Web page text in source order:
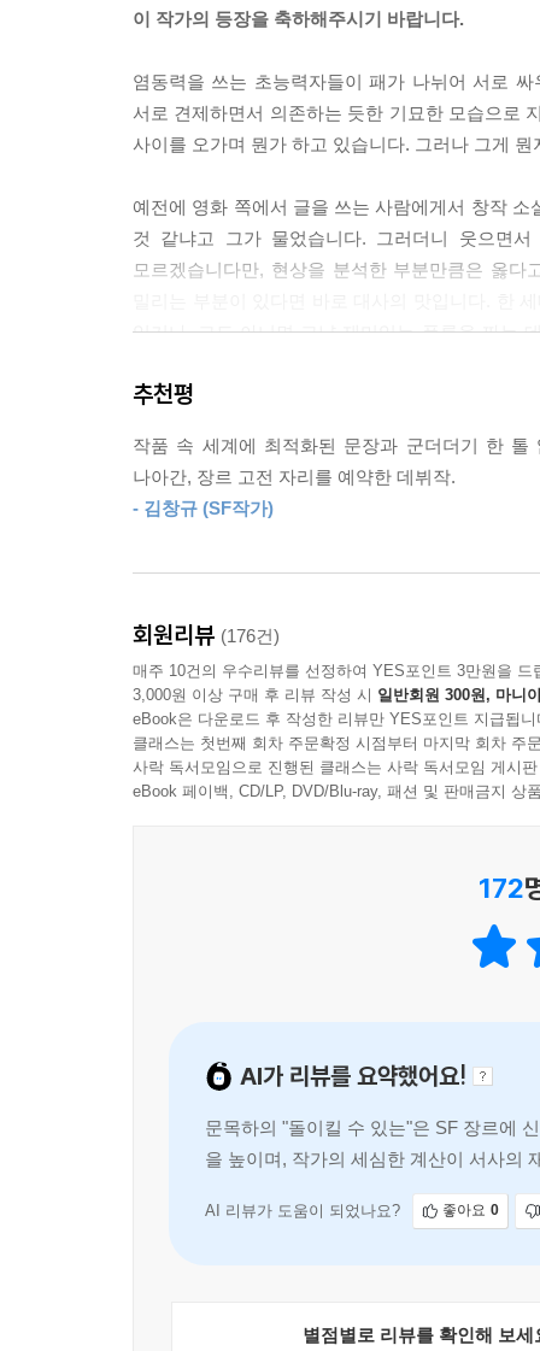
이 작가의 등장을 축하해주시기 바랍니다.
염동력을 쓰는 초능력자들이 패가 나뉘어 서로
서로 견제하면서 의존하는 듯한 기묘한 모습으로
사이를 오가며 뭔가 하고 있습니다. 그러나 그게
예전에 영화 쪽에서 글을 쓰는 사람에게서 창작
것 같냐고 그가 물었습니다. 그러더니 웃으면
모르겠습니다만, 현상을 분석한 부분만큼은 옳
있거나, 그도 아니면 그냥 재미있는 플롯을 짜는
장르 소설이 아직도 긴 모색기에 있음을 감안할
기대치를 낮추고….
그러나 『돌이킬 수 있는』은 기대 이상으로
경찰 누아르라는 서로 다른 서브 장르를 별다른
그 솜씨가 좋습니다. 개성적인 캐릭터들이 서로
안겨줍니다. 이 부분이 참 매력적입니다. 캐릭터
있기 때문에, 이 불화는 분명히 터지고 만다는 느
화법을 구사하는 인물들이 서로의 말꼬리를 잡
어떤 작품인지 얘기는 하지 않겠습니다만(둘
소설의 플롯에도 커다란 영향을 끼치고 있습
이해됩니다. 캐릭터의 변화를 통해 이야기를 풀
과제를 부드럽게 수행합니다. 소설이 소설답게
공간을 만들어낸 솜씨도 그렇고, 무리하게 작품
추천평
작품 속 세계에 최적화된 문장과 군더더기 한
나아간, 장르 고전 자리를 예약한 데뷔작.
- 김창규 (SF작가)
회원리뷰 (176건)
매주 10건의 우수리뷰를 선정하여 YES포인트 3만원을 드
3,000원 이상 구매 후 리뷰 작성 시 일반회원 300원, 마니
eBook은 다운로드 후 작성한 리뷰만 YES포인트 지급됩니
클래스는 첫번째 회차 주문확정 시점부터 마지막 회차 주
사락 독서모임으로 진행된 클래스는 사락 독서모임 게시
eBook 페이백, CD/LP, DVD/Blu-ray, 패션 및 판매금지 상
172
AI가 리뷰를 요약했어요!
문목하의 "돌이킬 수 있는"은 SF 장르에
을 높이며, 작가의 세심한 계산이 서사의
전으로 독자를 사로잡는다.